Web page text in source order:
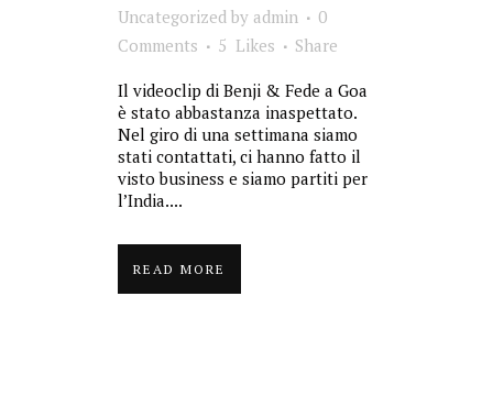
Uncategorized by admin
0
Comments
5 Likes Share
Il videoclip di Benji & Fede a Goa
è stato abbastanza inaspettato.
Nel giro di una settimana siamo
stati contattati, ci hanno fatto il
visto business e siamo partiti per
l’India....
READ MORE